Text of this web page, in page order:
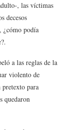
, las víctimas
decesos
¿cómo podía
a las reglas de la
violento de
para
quedaron